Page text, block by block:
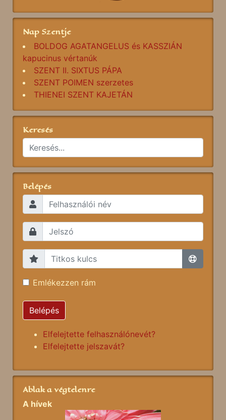
Nap Szentje
BOLDOG AGATANGELUS és KASSZIÁN
kapucinus vértanúk
SZENT II. SIXTUS PÁPA
SZENT POIMEN szerzetes
THIENEI SZENT KAJETÁN
Keresés
Belépés
Emlékezzen rám
Belépés
Elfelejtette felhasználónevét?
Elfelejtette jelszavát?
Ablak a végtelenre
A hívek